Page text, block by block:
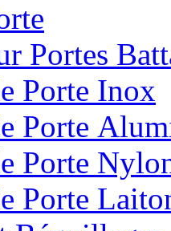
Portes
Porte Inox
Porte
Porte
Porte